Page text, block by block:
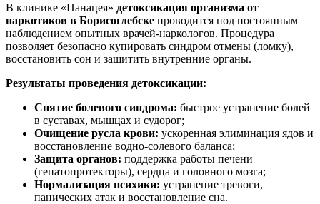
В клинике «Панацея» детоксикация организма от
наркотиков в Борисоглебске проводится под постоянным
наблюдением опытных врачей-наркологов. Процедура
позволяет безопасно купировать синдром отмены (ломку),
восстановить сон и защитить внутренние органы.
Результаты проведения детоксикации:
Снятие болевого синдрома: быстрое устранение болей
в суставах, мышцах и судорог;
Очищение русла крови: ускоренная элиминация ядов и
восстановление водно-солевого баланса;
Защита органов: поддержка работы печени
(гепатопротекторы), сердца и головного мозга;
Нормализация психики: устранение тревоги,
панических атак и восстановление сна.